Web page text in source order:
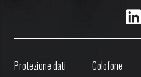
Protezione dati Colofone